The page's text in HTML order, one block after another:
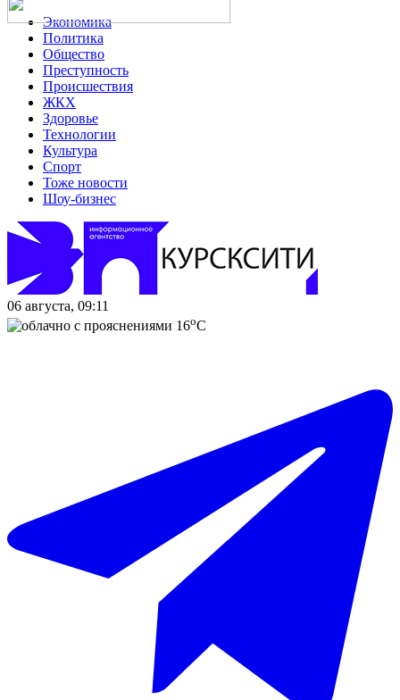
Экономика
Политика
Общество
Преступность
Происшествия
ЖКХ
Здоровье
Технологии
Культура
Спорт
Тоже новости
Шоу-бизнес
06 августа, 09:11
16oC